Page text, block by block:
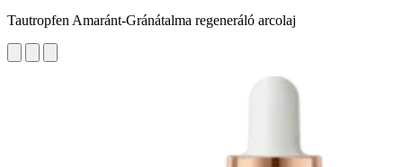
Tautropfen Amaránt-Gránátalma regeneráló arcolaj